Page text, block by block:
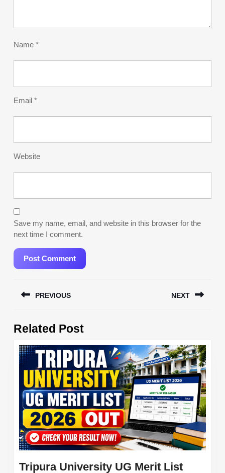
Name *
Email *
Website
Save my name, email, and website in this browser for the
next time I comment.
navigation
PREVIOUS
post:
NEXT
Related Post
Tripura University UG Merit List